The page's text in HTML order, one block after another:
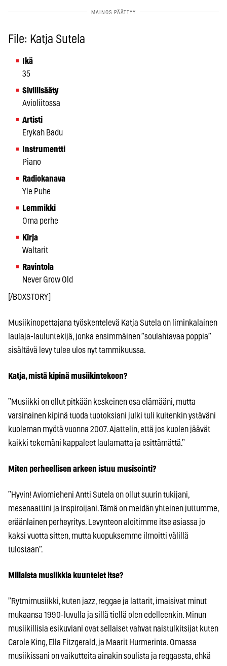
File: Katja Sutela
Ikä
35
Siviilisääty
Avioliitossa
Artisti
Erykah Badu
Instrumentti
Piano
Radiokanava
Yle Puhe
Lemmikki
Oma perhe
Kirja
Waltarit
Ravintola
Never Grow Old
[/BOXSTORY]
Musiikinopettajana työskentelevä Katja Sutela on liminkalainen
laulaja-lauluntekijä, jonka ensimmäinen ”soulahtavaa poppia”
sisältävä levy tulee ulos nyt tammikuussa.
Katja, mistä kipinä musiikintekoon?
”Musiikki on ollut pitkään keskeinen osa elämääni, mutta
varsinainen kipinä tuoda tuotoksiani julki tuli kuitenkin ystäväni
kuoleman myötä vuonna 2007. Ajattelin, että jos kuolen jäävät
kaikki tekemäni kappaleet laulamatta ja esittämättä.”
Miten perheellisen arkeen istuu musisointi?
”Hyvin! Aviomieheni Antti Sutela on ollut suurin tukijani,
mesenaattini ja inspiroijani. Tämä on meidän yhteinen juttumme,
eräänlainen perheyritys. Levynteon aloitimme itse asiassa jo
kaksi vuotta sitten, mutta kuopuksemme ilmoitti välillä
tulostaan”.
Millaista musiikkia kuuntelet itse?
”Rytmimusiikki, kuten jazz, reggae ja lattarit, imaisivat minut
mukaansa 1990-luvulla ja sillä tiellä olen edelleenkin. Minun
musiikillisia esikuviani ovat sellaiset vahvat naistulkitsijat kuten
Carole King, Ella Fitzgerald, ja Maarit Hurmerinta. Omassa
musiikissani on vaikutteita ainakin soulista ja reggaesta, ehkä